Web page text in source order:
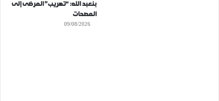
بنعبد الله: “تهريب” المرضى إلى
المصحات
09/08/2026